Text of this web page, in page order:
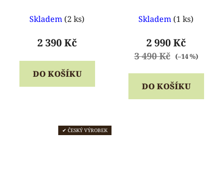
masivuhodnocení
produktu
5,0
z
Skladem (2 ks)
2 390 Kč
DO KOŠÍKU
hodnocení
produktu
je
5
Skladem (1 ks)
2 990 Kč
3 490 Kč (–14 %)
DO KOŠÍKU
✔ ČESKÝ VÝROBEK